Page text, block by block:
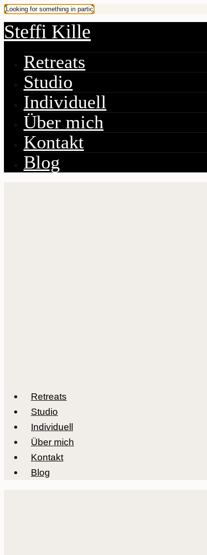
Steffi Kille
Retreats
Studio
Individuell
Über mich
Kontakt
Blog
Retreats
Studio
Individuell
Über mich
Kontakt
Blog